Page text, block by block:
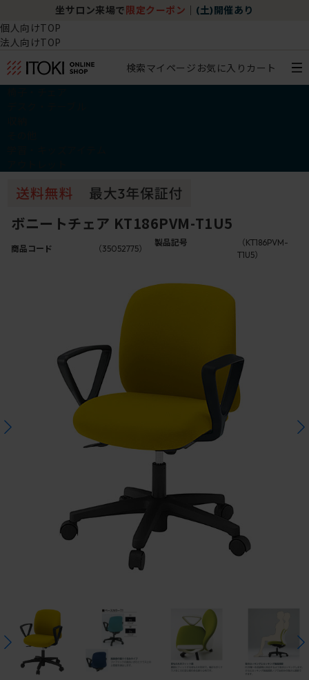
坐サロン来場で 限定クーポン (土)開催あり
個人向けTOP
法人向けTOP
検索マイページ お気に入り カート
ボニートチェア KT186PVM-T1U5
商品コード （35052775）
製品記号
（KT186PVM-
T1U5）